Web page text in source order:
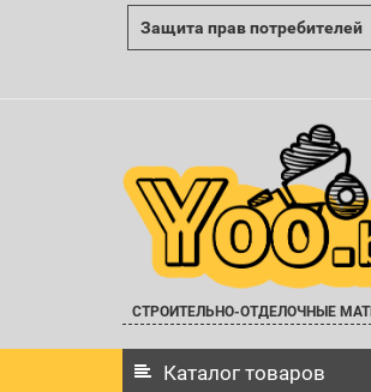
Защита прав потребителей
СТРОИТЕЛЬНО-ОТДЕЛОЧНЫЕ
Каталог товаров